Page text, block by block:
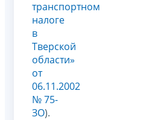
транспортном
налоге
в
Тверской
области»
от
06.11.2002
№ 75-
ЗО).